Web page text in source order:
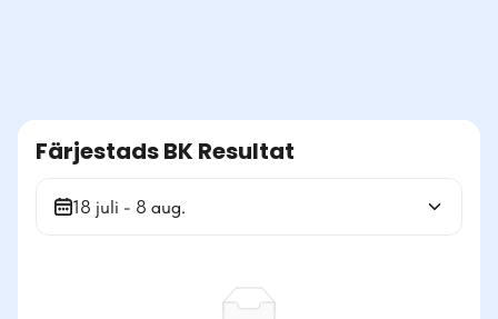
Färjestads BK Resultat
18 juli - 8 aug.